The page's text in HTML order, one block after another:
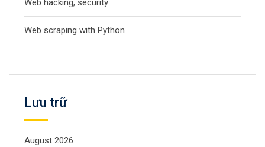
Web scraping with Python
Lưu trữ
August 2026